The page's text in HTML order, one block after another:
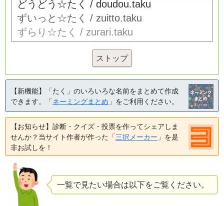
ストップ
【新機能】「たく」のいろいろな名前をまとめて作成
できます。「ネーミングまとめ 」をご利用ください。
【お知らせ】診断・クイズ・投票を作ってシェアしま
せんか？当サイト作者が作った「三択メーカー 」を是
非お試しを！
一覧で見たい場合は以下をご覧ください。